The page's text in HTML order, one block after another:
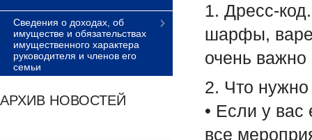
Сведения о доходах, об
имуществе и обязательствах
имущественного характера
руководителя и членов его
семьи
АРХИВ НОВОСТЕЙ
1. Дресс-
шарфы,
очень важно
2. Что нужно
• Если у вас
все